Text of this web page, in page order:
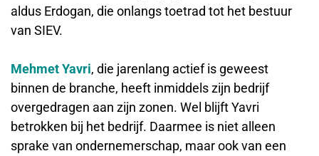
aldus Erdogan, die onlangs toetrad tot het bestuur
van SIEV.
Mehmet Yavri, die jarenlang actief is geweest
binnen de branche, heeft inmiddels zijn bedrijf
overgedragen aan zijn zonen. Wel blijft Yavri
betrokken bij het bedrijf. Daarmee is niet alleen
sprake van ondernemerschap, maar ook van een